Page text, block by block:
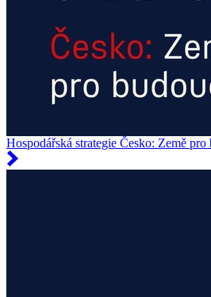
Hospodářská strategie Česko: Země pro